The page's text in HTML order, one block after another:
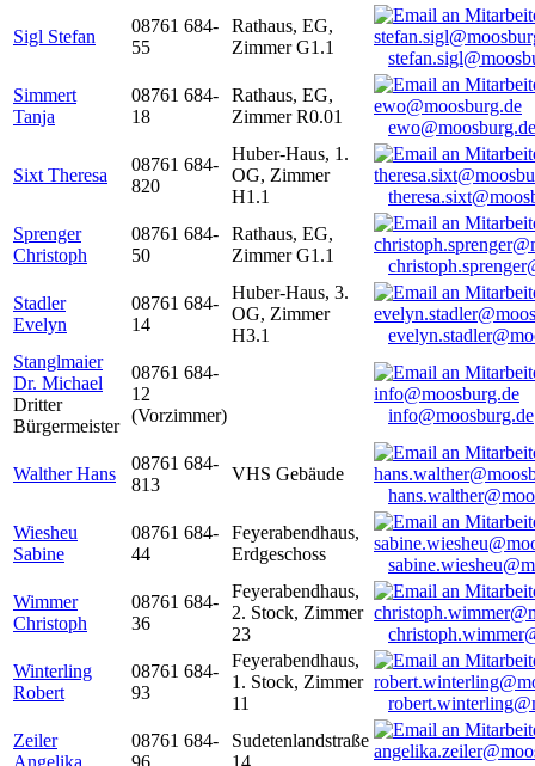
Sigl Stefan
08761 684-
55
Rathaus, EG,
Zimmer G1.1
Simmert
Tanja
08761 684-
18
Rathaus, EG,
Zimmer R0.01
ewo@moosburg.de
Sixt Theresa
08761 684-
820
Huber-Haus, 1.
OG, Zimmer
H1.1
Sprenger
Christoph
08761 684-
50
Rathaus, EG,
Zimmer G1.1
Stadler
Evelyn
08761 684-
14
Huber-Haus, 3.
OG, Zimmer
H3.1
Stanglmaier
Dr. Michael
Dritter
Bürgermeister
08761 684-
12
(Vorzimmer)
info@moosburg.de
Walther Hans
08761 684-
813
VHS Gebäude
Wiesheu
Sabine
08761 684-
44
Feyerabendhaus,
Erdgeschoss
Wimmer
Christoph
08761 684-
36
Feyerabendhaus,
2. Stock, Zimmer
23
Winterling
Robert
08761 684-
93
Feyerabendhaus,
1. Stock, Zimmer
11
Zeiler
Angelika
08761 684-
96
Sudetenlandstraße
14